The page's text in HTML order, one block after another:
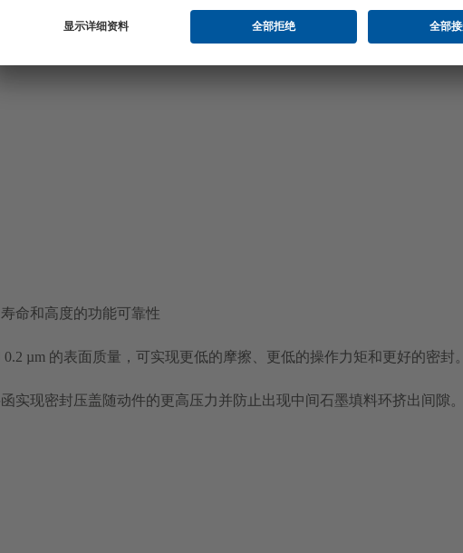
命和高度的功能可靠性
µm 的表面质量，可实现更低的摩擦、更低的操作力矩和更好的密封。
实现密封压盖随动件的更高压力并防止出现中间石墨填料环挤出间隙。